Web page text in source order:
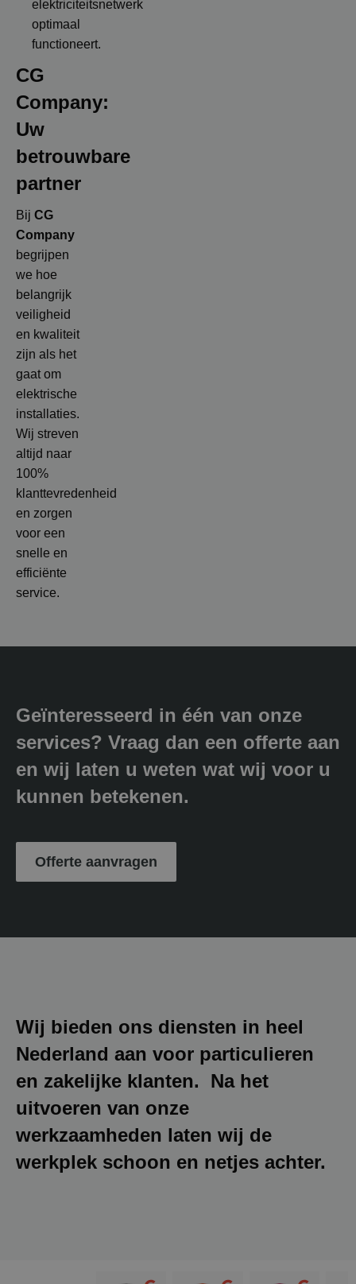
elektriciteitsnetwerk
optimaal
functioneert.
CG
Company:
Uw
betrouwbare
partner
Bij CG
Company
begrijpen
we hoe
belangrijk
veiligheid
en kwaliteit
zijn als het
gaat om
elektrische
installaties.
Wij streven
altijd naar
100%
klanttevredenheid
en zorgen
voor een
snelle en
efficiënte
service.
Geïnteresseerd in één van onze
services? Vraag dan een offerte aan
en wij laten u weten wat wij voor u
kunnen betekenen.
Offerte aanvragen
Wij bieden ons diensten in heel
Nederland aan voor particulieren
en zakelijke klanten. Na het
uitvoeren van onze
werkzaamheden laten wij de
werkplek schoon en netjes achter.